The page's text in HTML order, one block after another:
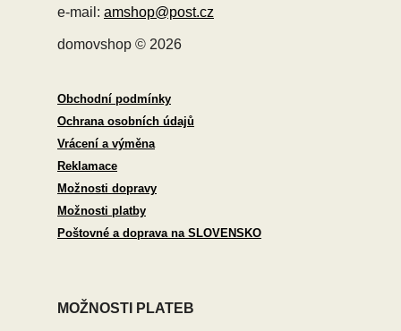
e-mail: amshop@post.cz
domovshop © 2026
Obchodní podmínky
Ochrana osobních údajů
Vrácení a výměna
Reklamace
Možnosti dopravy
Možnosti platby
Poštovné a doprava na SLOVENSKO
MOŽNOSTI PLATEB